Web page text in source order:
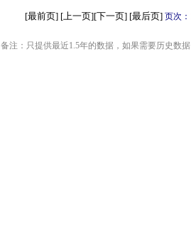
[最前页] [上一页][下一页] [最后页] 页次：
备注：只提供最近1.5年的数据，如果需要历史数